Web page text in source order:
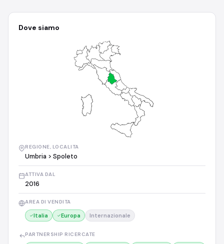
Dove siamo
REGIONE, LOCALITA
Umbria > Spoleto
ATTIVA DAL
2016
AREA DI VENDITA
Italia Europa Internazionale
PARTNERSHIP RICERCATE